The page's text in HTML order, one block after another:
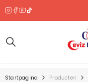
Startpagina Producten